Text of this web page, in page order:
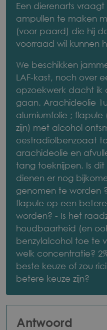
te
maken
met
(voor
paard)
die
hij
dan
ook
nog
even
in
voorraad
wil
kunnen
houden
Een dierenarts
ampullen te maken
(voor paard) die hij
voorraad wil kunnen
We beschikken
LAF-kast, noch over
opzoekwerk dacht ik
gaan. Arachideolie
alumiumfolie ;
zijn) met alcohol
oestradiolbenzoaat
arachideolie en
tang toeknijpen. Is
dienen er nog
genomen te worden
flapule op een
worden? - Is het
houdbaarheid (en
benzylalcohol toe te
welk concentratie?
beste keuze of zou
betere keuze zijn?
Antwoord